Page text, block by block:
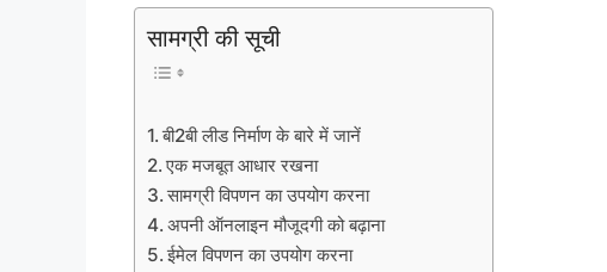
सामग्री की सूची
बी2बी लीड निर्माण के बारे में जानें
एक मजबूत आधार रखना
सामग्री विपणन का उपयोग करना
अपनी ऑनलाइन मौजूदगी को बढ़ाना
ईमेल विपणन का उपयोग करना